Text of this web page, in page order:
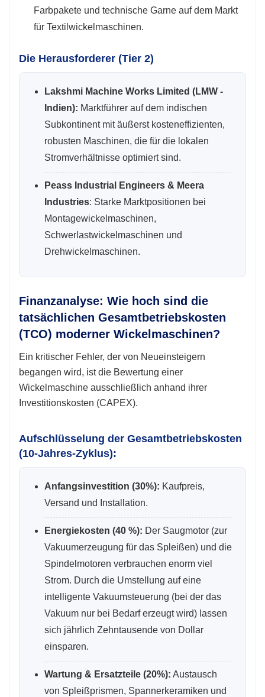
Farbpakete und technische Garne auf dem Markt
für Textilwickelmaschinen.
Die Herausforderer (Tier 2)
Lakshmi Machine Works Limited (LMW -
Indien): Marktführer auf dem indischen
Subkontinent mit äußerst kosteneffizienten,
robusten Maschinen, die für die lokalen
Stromverhältnisse optimiert sind.
Peass Industrial Engineers & Meera
Industries: Starke Marktpositionen bei
Montagewickelmaschinen,
Schwerlastwickelmaschinen und
Drehwickelmaschinen.
Finanzanalyse: Wie hoch sind die
tatsächlichen Gesamtbetriebskosten
(TCO) moderner Wickelmaschinen?
Ein kritischer Fehler, der von Neueinsteigern
begangen wird, ist die Bewertung einer
Wickelmaschine ausschließlich anhand ihrer
Investitionskosten (CAPEX).
Aufschlüsselung der Gesamtbetriebskosten
(10-Jahres-Zyklus):
Anfangsinvestition (30%): Kaufpreis,
Versand und Installation.
Energiekosten (40 %): Der Saugmotor (zur
Vakuumerzeugung für das Spleißen) und die
Spindelmotoren verbrauchen enorm viel
Strom. Durch die Umstellung auf eine
intelligente Vakuumsteuerung (bei der das
Vakuum nur bei Bedarf erzeugt wird) lassen
sich jährlich Zehntausende von Dollar
einsparen.
Wartung & Ersatzteile (20%): Austausch
von Spleißprismen, Spannerkeramiken und